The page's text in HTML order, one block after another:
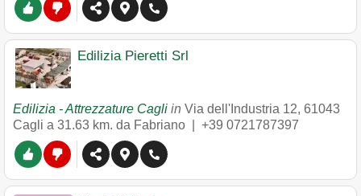
Edilizia Pieretti Srl
Edilizia - Attrezzature Cagli in Via dell'Industria 12, 61043
Cagli a 31.63 km. da Fabriano | +39 0721787397